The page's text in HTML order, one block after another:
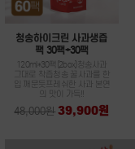
청송하이크린 사과생즙
팩 30팩+30팩
120ml*30팩(2box)청송사과
그대로 착즙청송 꿀사과를 한
입 깨문듯프레쉬한 사과 본연
의 맛이 가득!!
48,000원 39,900원